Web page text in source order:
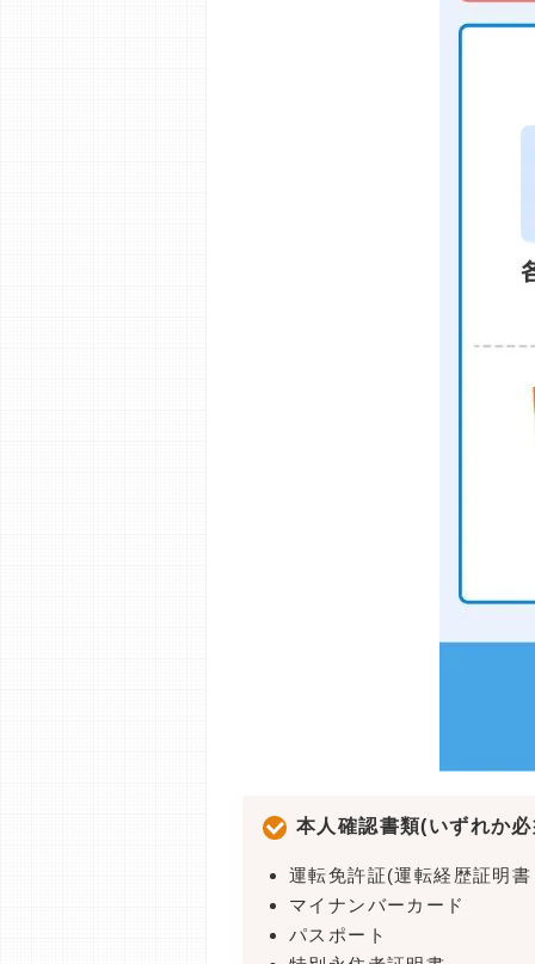
本人確認書類(いずれか
運転免許証(運転経歴証明書
マイナンバーカード
パスポート